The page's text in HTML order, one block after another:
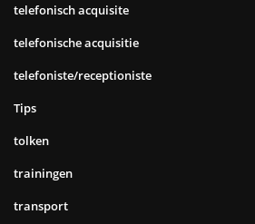
telefonisch acquisite
telefonische acquisitie
telefoniste/receptioniste
Tips
tolken
trainingen
transport